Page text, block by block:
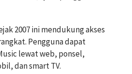
2007 ini mendukung akses
Pengguna dapat
lewat web, ponsel,
dan smart TV.